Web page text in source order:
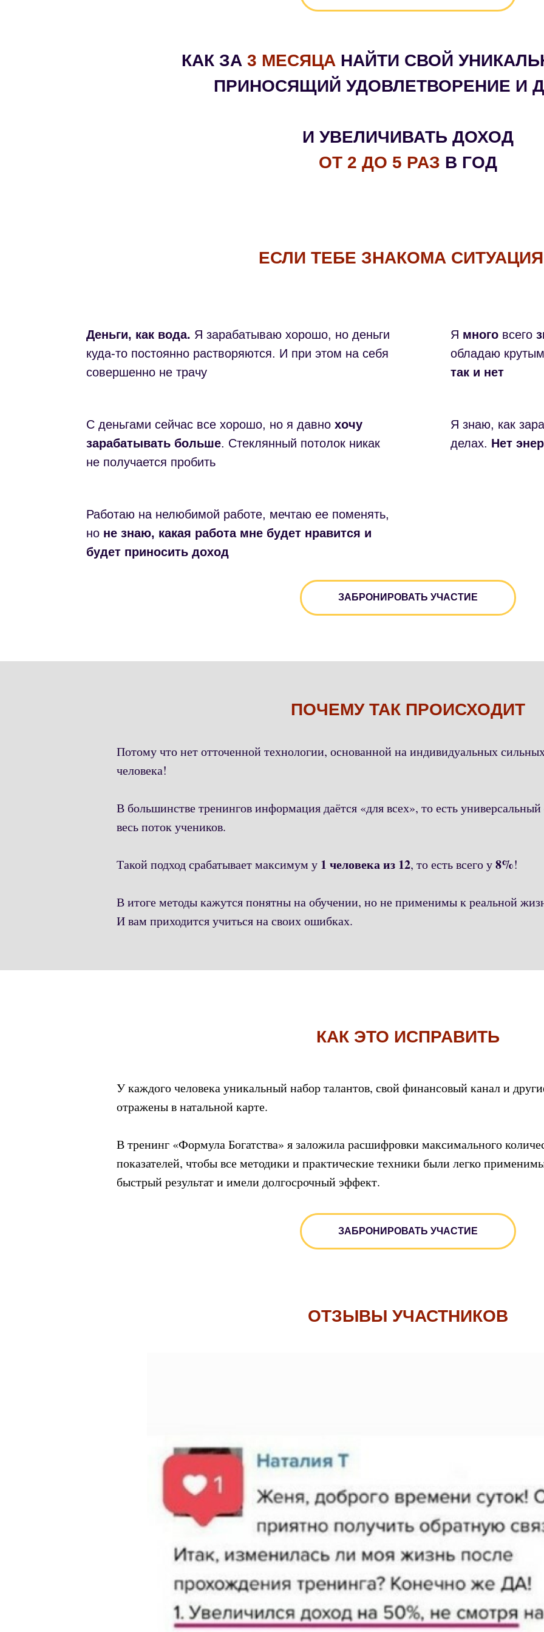
КАК ЗА 3 МЕСЯЦА НАЙТИ СВОЙ
ПРИНОСЯЩИЙ УДОВЛЕТВОРЕНИЕ И
И УВЕЛИЧИВАТЬ ДОХОД
ОТ 2 ДО 5 РАЗ В ГОД
ЕСЛИ ТЕБЕ ЗНАКОМА
Деньги, как вода. Я зарабатываю хорошо, но деньги
куда-то постоянно растворяются. И при этом на себя
совершенно не трачу
Я много всего
обладаю
так и нет
С деньгами сейчас все хорошо, но я давно хочу
зарабатывать больше. Стеклянный потолок никак
не получается пробить
Я знаю, как
делах. Нет
Работаю на нелюбимой работе, мечтаю ее поменять,
но не знаю, какая работа мне будет нравится и
будет приносить доход
ЗАБРОНИРОВАТЬ УЧАСТИЕ
ПОЧЕМУ ТАК ПРОИСХОДИТ
Потому что нет отточенной технологии, основанной на индивидуальных
человека!
В большинстве тренингов информация даётся «для всех», то есть
весь поток учеников.
Такой подход срабатывает максимум у 1 человека из 12, то есть всего у8%!
В итоге методы кажутся понятны на обучении, но не применимы к реальной
И вам приходится учиться на своих ошибках.
КАК ЭТО ИСПРАВИТЬ
У каждого человека уникальный набор талантов, свой финансовый канал и
отражены в натальной карте.
В тренинг «Формула Богатства» я заложила расшифровки максимального
показателей, чтобы все методики и практические техники были легко
быстрый результат и имели долгосрочный эффект.
ЗАБРОНИРОВАТЬ УЧАСТИЕ
ОТЗЫВЫ УЧАСТНИКОВ